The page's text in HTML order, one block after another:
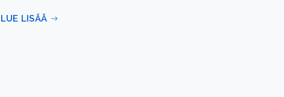
LUE LISÄÄ